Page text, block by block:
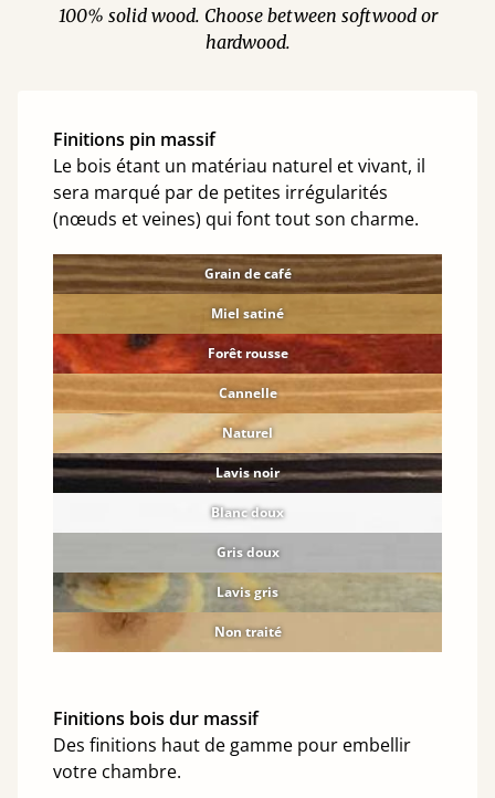
100% solid wood. Choose between softwood or
hardwood.
Finitions pin massif
Le bois étant un matériau naturel et vivant, il
sera marqué par de petites irrégularités
(nœuds et veines) qui font tout son charme.
Grain de café
Miel satiné
Forêt rousse
Cannelle
Naturel
Lavis noir
Blanc doux
Gris doux
Lavis gris
Non traité
Finitions bois dur massif
Des finitions haut de gamme pour embellir
votre chambre.